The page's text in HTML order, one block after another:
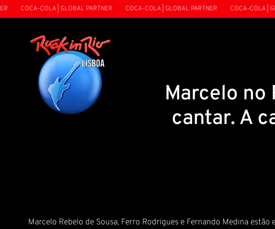
COCA-COLA | GLOBAL PARTNER COCA-COLA | GLOBAL PARTNER COCA-COLA |
Marcelo no
cantar. A
Marcelo Rebelo de Sousa, Ferro Rodrigues e Fernando Medina